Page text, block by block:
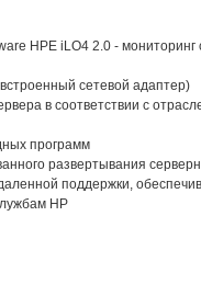
HPE iLO4 2.0 -
сетевой адаптер)
в соответствии с
программ
развертывания
поддержки,
HP